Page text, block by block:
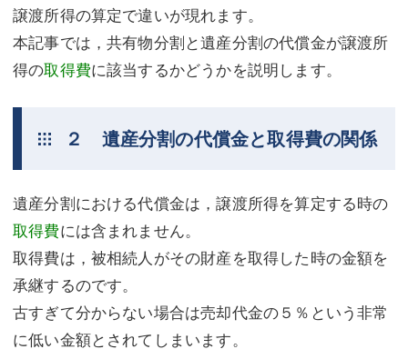
譲渡所得の算定で違いが現れます。
本記事では，共有物分割と遺産分割の代償金が譲渡所
得の取得費に該当するかどうかを説明します。
２ 遺産分割の代償金と取得費の関係
遺産分割における代償金は，譲渡所得を算定する時の
取得費には含まれません。
取得費は，被相続人がその財産を取得した時の金額を
承継するのです。
古すぎて分からない場合は売却代金の５％という非常
に低い金額とされてしまいます。